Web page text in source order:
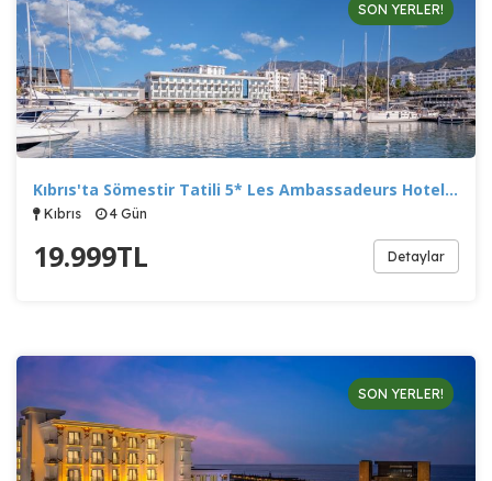
SON YERLER!
Kıbrıs'ta Sömestir Tatili 5* Les Ambassadeurs Hotel…
Kıbrıs 4 Gün
19.999TL Detaylar
SON YERLER!